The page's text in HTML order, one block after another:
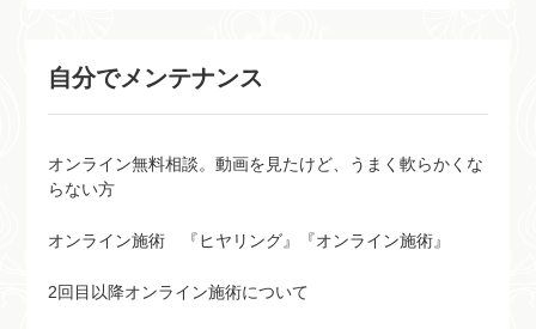
自分でメンテナンス
オンライン無料相談。動画を見たけど、うまく軟らかくな
らない方
オンライン施術 『ヒヤリング』『オンライン施術』
2回目以降オンライン施術について